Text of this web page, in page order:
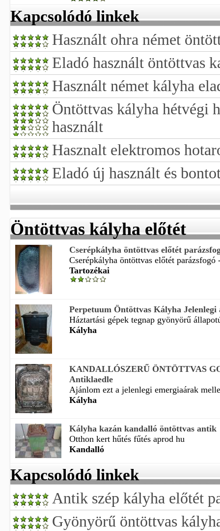
Kapcsolódó linkek
Használt ohra német
Eladó használt öntöttvas
Használt német kályha
Öntöttvas kályha hétvégi
használt
Hasznalt elektromos
Eladó új használt és
Öntöttvas kályha előtét
Cserépkályha öntöttvas előtét
Cserépkályha öntöttvas előtét parázsfogó
Tartozékai
Perpetuum Öntöttvas Kályha Jelenlegi
Háztartási gépek tegnap gyönyörű
Kályha
KANDALLÓSZERŰ ÖNTÖTTVAS
Antiklaedle
Ajánlom ezt a jelenlegi emergiaárak
Kályha
Kályha kazán kandalló öntöttvas antik
Otthon kert hűtés fűtés aprod hu
Kandalló
Kapcsolódó linkek
Antik szép kályha előtét
Gyönyörű öntöttvas